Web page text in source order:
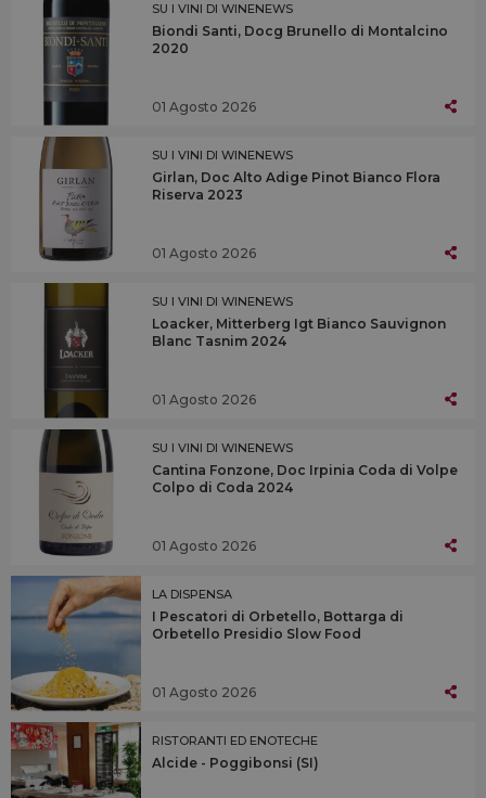
SU I VINI DI WINENEWS
Biondi Santi, Docg Brunello di Montalcino
2020
01 Agosto 2026
SU I VINI DI WINENEWS
Girlan, Doc Alto Adige Pinot Bianco Flora
Riserva 2023
01 Agosto 2026
SU I VINI DI WINENEWS
Loacker, Mitterberg Igt Bianco Sauvignon
Blanc Tasnim 2024
01 Agosto 2026
SU I VINI DI WINENEWS
Cantina Fonzone, Doc Irpinia Coda di Volpe
Colpo di Coda 2024
01 Agosto 2026
LA DISPENSA
I Pescatori di Orbetello, Bottarga di
Orbetello Presidio Slow Food
01 Agosto 2026
RISTORANTI ED ENOTECHE
Alcide - Poggibonsi (SI)